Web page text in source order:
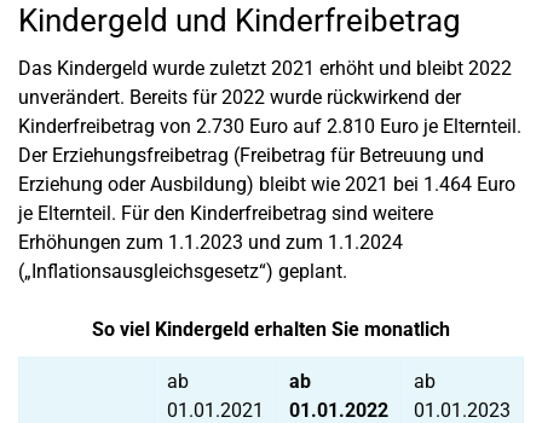
Kindergeld und Kinderfreibetrag
Das Kindergeld wurde zuletzt 2021 erhöht und bleibt 2022
unverändert. Bereits für 2022 wurde rückwirkend der
Kinderfreibetrag von 2.730 Euro auf 2.810 Euro je Elternteil.
Der Erziehungsfreibetrag (Freibetrag für Betreuung und
Erziehung oder Ausbildung) bleibt wie 2021 bei 1.464 Euro
je Elternteil. Für den Kinderfreibetrag sind weitere
Erhöhungen zum 1.1.2023 und zum 1.1.2024
(„Inflationsausgleichsgesetz“) geplant.
So viel Kindergeld erhalten Sie monatlich
ab
01.01.2021
ab
01.01.2022
ab
01.01.2023